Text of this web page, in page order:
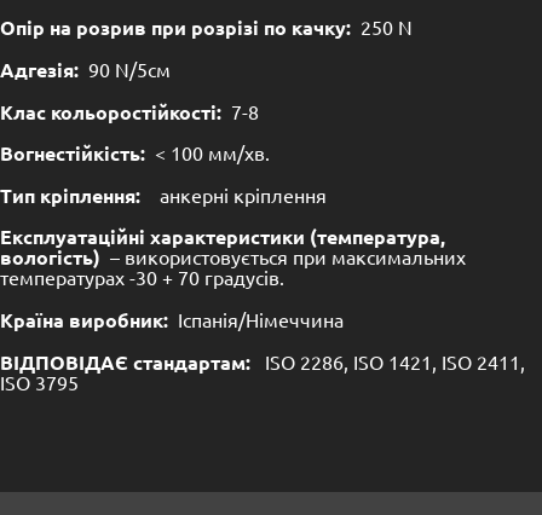
Опір на розрив при розрізі по качку: 250 N
Адгезія: 90 N/5см
Клас кольоростійкості: 7-8
Вогнестійкість: < 100 мм/хв.
Тип кріплення: анкерні кріплення
Експлуатаційні характеристики (температура,
вологість) – використовується при максимальних
температурах -30 + 70 градусів.
Країна виробник: Іспанія/Німеччина
ВІДПОВІДАЄ стандартам: ISO 2286, ISO 1421, ISO 2411,
ISO 3795